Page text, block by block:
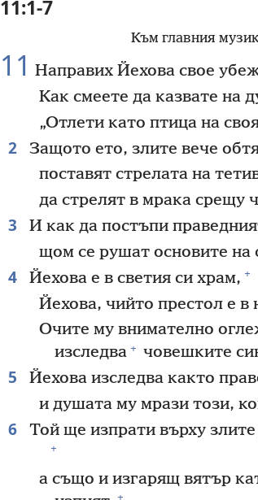
11:1-7
Към главния
11 Направих Йехова свое
Как смеете да казвате на
„Отлети като птица на
2 Защото ето, злите вече
поставят стрелата на
да стрелят в мрака срещу
3
И как да постъпи
щом се рушат основите на
4 Йехова е в светия си храм, +
Йехова, чийто престол е в
Очите му внимателно
изследва + човешките
5 Йехова изследва както
и душата му мрази този,
6 Той ще изпрати върху
+
а също и изгарящ вятър
+